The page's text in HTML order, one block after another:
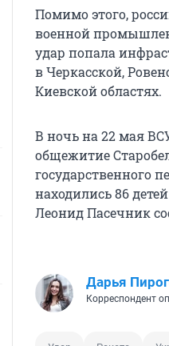
Помимо этого,
военной
удар попала
в Черкасской,
Киевской областях.
В ночь на 22 мая
общежитие
государственного
находились 86
Леонид Пасечник
Дарья
Корреспондент